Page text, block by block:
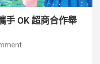
手 OK 超商合作舉